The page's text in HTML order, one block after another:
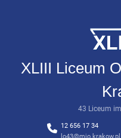
XLIII Liceum
43 Liceum
12 656 17 34